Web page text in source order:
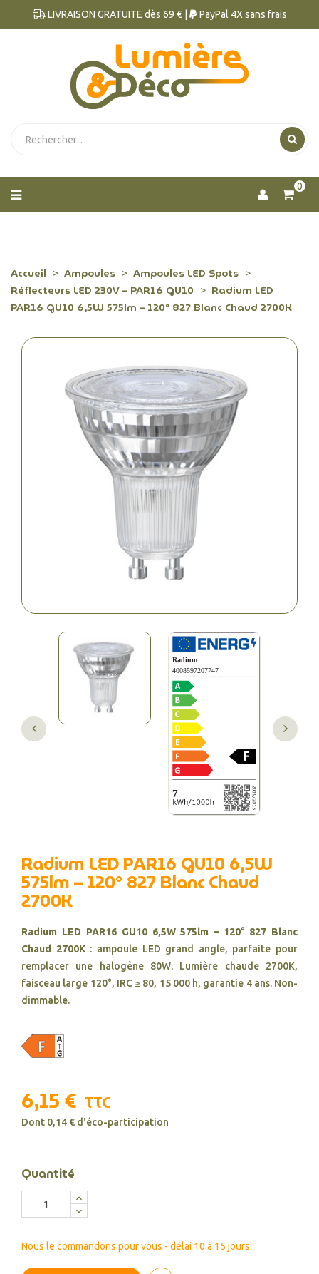
LIVRAISON GRATUITE dès 69 € | PayPal 4X sans frais
0
Accueil Ampoules
Ampoules LED Spots
Réflecteurs LED 230V – PAR16 GU10
Radium LED
PAR16 GU10 6,5W 575lm – 120° 827 Blanc Chaud 2700K
Radium LED PAR16 GU10 6,5W
575lm – 120° 827 Blanc Chaud
2700K
Radium LED PAR16 GU10 6,5W 575lm – 120° 827 Blanc
Chaud 2700K: ampoule LED grand angle, parfaite pour
remplacer une halogène 80W. Lumière chaude 2700K,
faisceau large 120°, IRC ≥ 80, 15 000 h, garantie 4 ans. Non-
dimmable.
6,15 € TTC
Dont 0,14 € d'éco-participation
Quantité
Nous le commandons pour vous - délai 10 à 15 jours